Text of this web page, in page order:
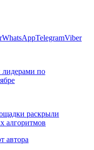
WhatsAppTelegramViber
лидерами по
раскрыли
алгоритмов
автора